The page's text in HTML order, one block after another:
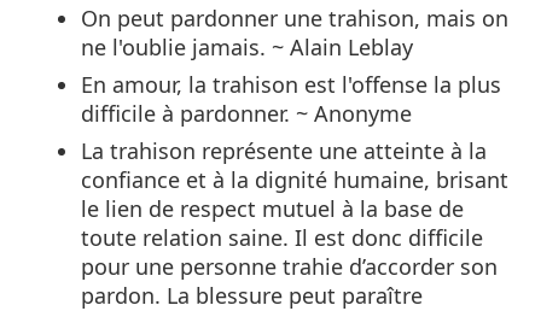
On peut pardonner une trahison, mais on
ne l'oublie jamais. ~ Alain Leblay
En amour, la trahison est l'offense la plus
difficile à pardonner. ~ Anonyme
La trahison représente une atteinte à la
confiance et à la dignité humaine, brisant
le lien de respect mutuel à la base de
toute relation saine. Il est donc difficile
pour une personne trahie d’accorder son
pardon. La blessure peut paraître